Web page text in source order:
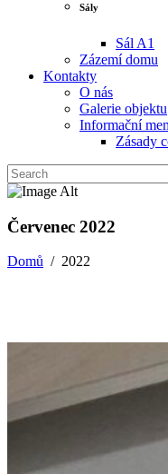
Sály
Sál A1
Zázemí domu
Kontakty
O nás
Galerie objektu
Informační
Zásady
Červenec 2022
Domů / 2022